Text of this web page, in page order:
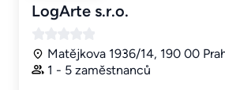
LogArte s.r.o.
Matějkova 1936/14, 190 00
1 - 5 zaměstnanců